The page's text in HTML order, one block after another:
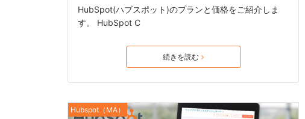
HubSpot(ハブスポット)のプランと価格をご紹介しま
す。 HubSpot C
続きを読む
Hubspot（MA）